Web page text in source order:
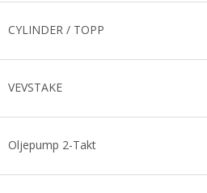
CYLINDER / TOPP
VEVSTAKE
Oljepump 2-Takt